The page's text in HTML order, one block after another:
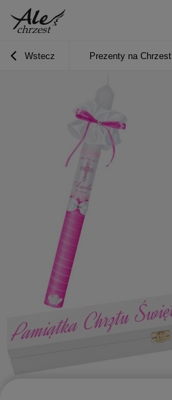
Wstecz Prezenty na Chrzest